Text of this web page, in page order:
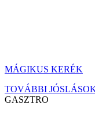
MÁGIKUS KERÉK
TOVÁBBI
GASZTRO